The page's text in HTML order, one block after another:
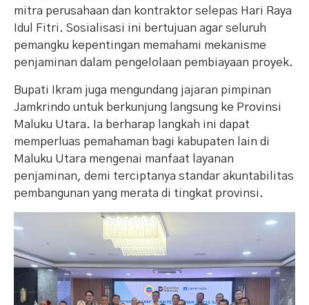
mitra perusahaan dan kontraktor selepas Hari Raya
Idul Fitri. Sosialisasi ini bertujuan agar seluruh
pemangku kepentingan memahami mekanisme
penjaminan dalam pengelolaan pembiayaan proyek.
Bupati Ikram juga mengundang jajaran pimpinan
Jamkrindo untuk berkunjung langsung ke Provinsi
Maluku Utara. Ia berharap langkah ini dapat
memperluas pemahaman bagi kabupaten lain di
Maluku Utara mengenai manfaat layanan
penjaminan, demi terciptanya standar akuntabilitas
pembangunan yang merata di tingkat provinsi.